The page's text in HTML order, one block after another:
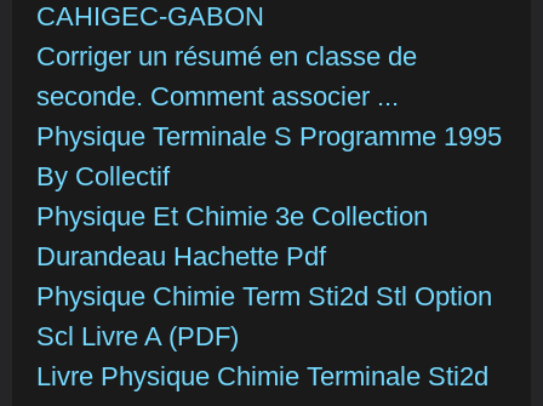
CAHIGEC-GABON
Corriger un résumé en classe de
seconde. Comment associer ...
Physique Terminale S Programme 1995
By Collectif
Physique Et Chimie 3e Collection
Durandeau Hachette Pdf
Physique Chimie Term Sti2d Stl Option
Scl Livre A (PDF)
Livre Physique Chimie Terminale Sti2d